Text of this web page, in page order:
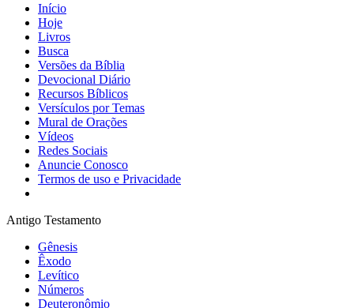
Início
Hoje
Livros
Busca
Versões da Bíblia
Devocional Diário
Recursos Bíblicos
Versículos por Temas
Mural de Orações
Vídeos
Redes Sociais
Anuncie Conosco
Termos de uso e Privacidade
Antigo Testamento
Gênesis
Êxodo
Levítico
Números
Deuteronômio